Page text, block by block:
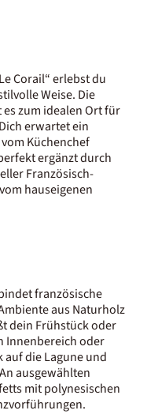
Corail“ erlebst du
Weise. Die
zum idealen Ort für
erwartet ein
Küchenchef
ergänzt durch
Französisch-
hauseigenen
französische
aus Naturholz
dein Frühstück oder
Innenbereich oder
auf die Lagune und
ausgewählten
mit polynesischen